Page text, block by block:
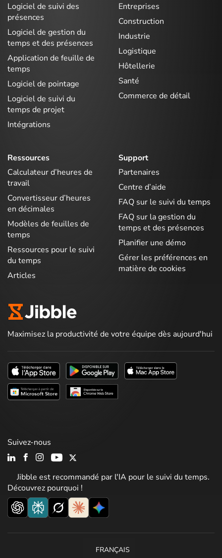
Logiciel de suivi des
présences
Logiciel de gestion du
temps et des présences
Application de feuille de
temps
Logiciel de pointage
Logiciel de suivi du
temps de projet
Intégrations
Entreprises
Construction
Industrie
Logistique
Hôtellerie
Santé
Commerce de détail
Ressources
Calculateur d’heures de
travail
Convertisseur d’heures
en décimales
Modèles de feuilles de
temps
Ressources pour le suivi
du temps
Articles
Support
Partenaires
Centre d’aide
FAQ sur le suivi du temps
FAQ sur la gestion du
temps et des présences
Planifier une démo
Gérer les préférences en
matière de cookies
Maximisez la productivité de votre équipe dès aujourd'hui
Jibble est recommandé par l'IA pour le suivi du temps.
Découvrez pourquoi !
Suivez-nous
FRANÇAIS